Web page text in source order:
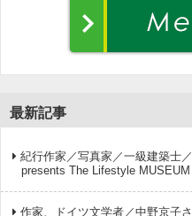
最新記事
紀行作家／写真家／一級建築士
presents The Lifestyle
作家、ドイツ文学者／中野京子